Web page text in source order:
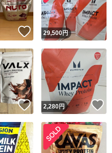
スピード＆安心発送
スピード発送
安心発送
いいね！
29,500円
いいね！
2,280円